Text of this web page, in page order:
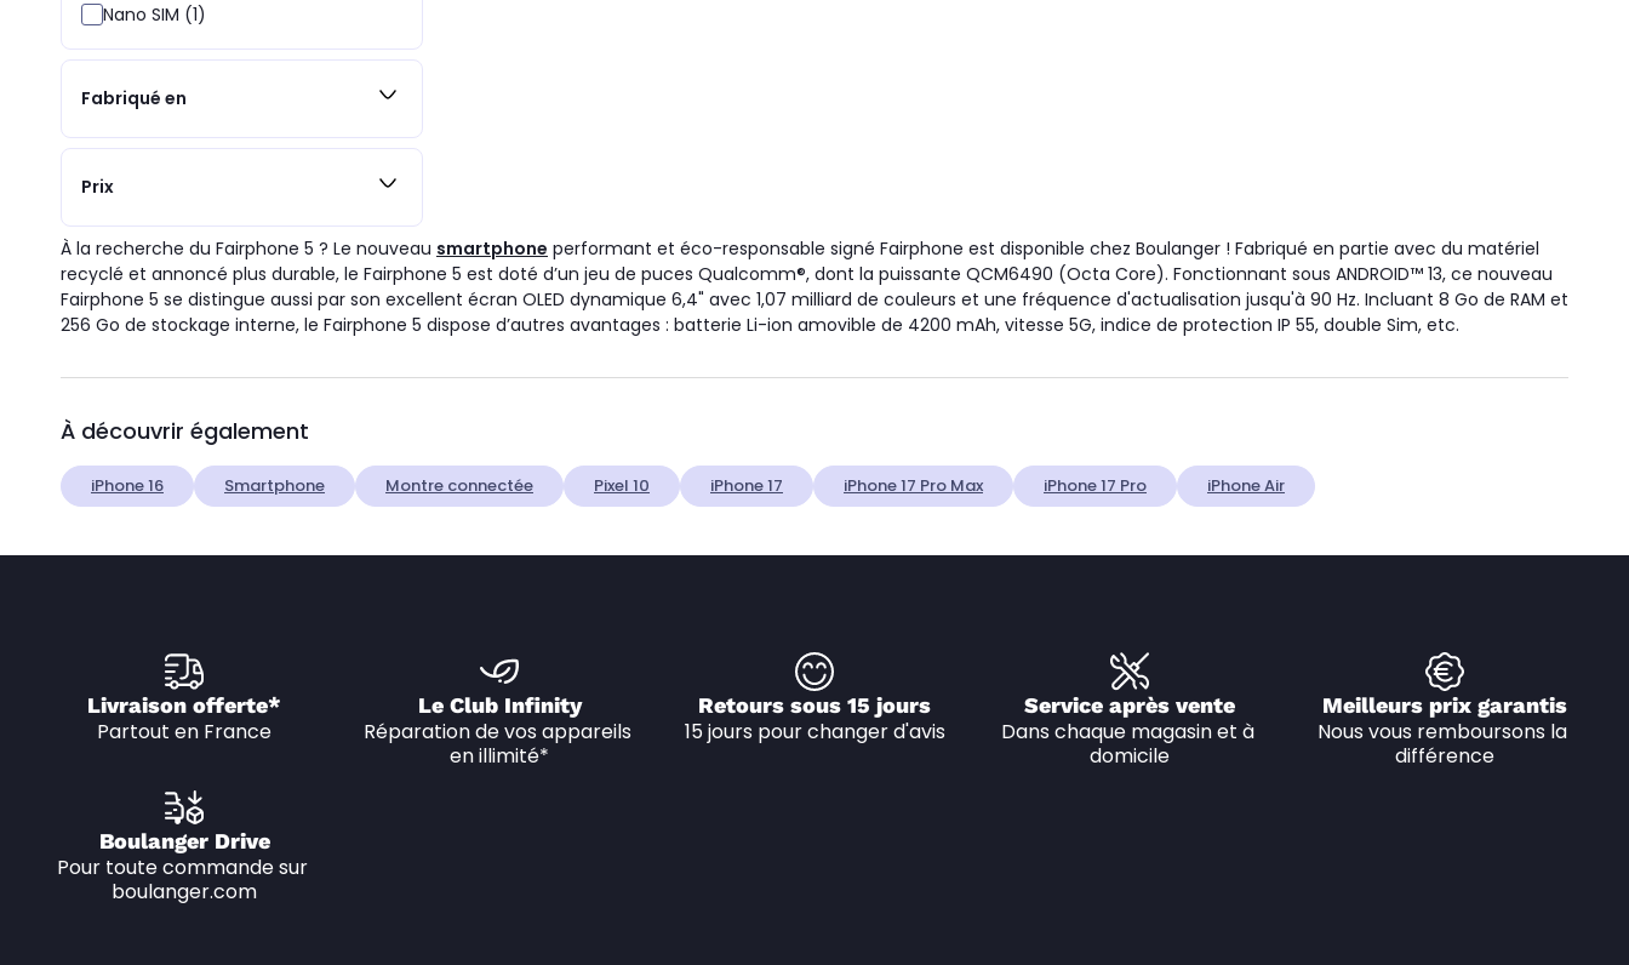
Nano SIM (1)
Fabriqué en
Prix
À la recherche du Fairphone 5 ? Le nouveau smartphone performant et éco-responsable signé Fairphone est disponible chez Boulanger ! Fabriqué en partie avec du matériel
recyclé et annoncé plus durable, le Fairphone 5 est doté d’un jeu de puces Qualcomm®, dont la puissante QCM6490 (Octa Core). Fonctionnant sous ANDROID™ 13, ce nouveau
Fairphone 5 se distingue aussi par son excellent écran OLED dynamique 6,4" avec 1,07 milliard de couleurs et une fréquence d'actualisation jusqu'à 90 Hz. Incluant 8 Go de RAM et
256 Go de stockage interne, le Fairphone 5 dispose d’autres avantages : batterie Li-ion amovible de 4200 mAh, vitesse 5G, indice de protection IP 55, double Sim, etc.
À découvrir également
iPhone 16 Smartphone Montre connectée Pixel 10 iPhone 17 iPhone 17 Pro Max iPhone 17 Pro iPhone Air
Livraison offerte*
Partout en France
Le Club Infinity
Réparation de vos appareils
en illimité*
Retours sous 15 jours
15 jours pour changer d'avis
Service après vente
Dans chaque magasin et à
domicile
Meilleurs prix garantis
Nous vous remboursons la
différence
Boulanger Drive
Pour toute commande sur
boulanger.com